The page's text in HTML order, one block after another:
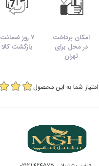
امکان پرداخت
در محل برای
تهران
7 روز ضمانت
بازگشت کالا
امتیاز شما به این محصول